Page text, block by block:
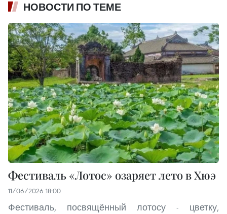
НОВОСТИ ПО ТЕМЕ
Фестиваль «Лотос» озаряет лето в Хюэ
11/06/2026 18:00
Фестиваль, посвящённый лотосу - цветку,